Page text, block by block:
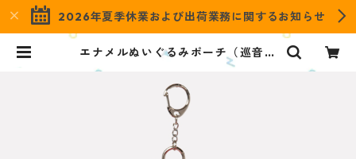
2026年夏季休業および出荷業務に関するお知らせ
エナメルぬいぐるみポーチ（巡音ル
カ） OENPC-PC-ML | OZaKKa
p